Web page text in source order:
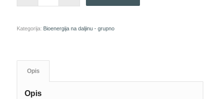
Kategorija: Bioenergija na daljinu - grupno
Opis
Opis